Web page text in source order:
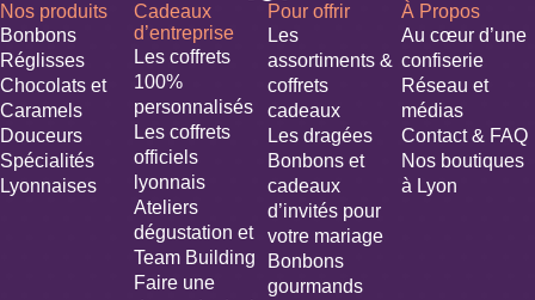
Nos produits
Bonbons
Réglisses
Chocolats et
Caramels
Douceurs
Spécialités
Lyonnaises
Cadeaux
d’entreprise
Les coffrets
100%
personnalisés
Les coffrets
officiels
lyonnais
Ateliers
dégustation et
Team Building
Faire une
Pour offrir
Les
assortiments &
coffrets
cadeaux
Les dragées
Bonbons et
cadeaux
d’invités pour
votre mariage​
Bonbons
gourmands
À Propos
Au cœur d’une
confiserie
Réseau et
médias
Contact & FAQ
Nos boutiques
à Lyon